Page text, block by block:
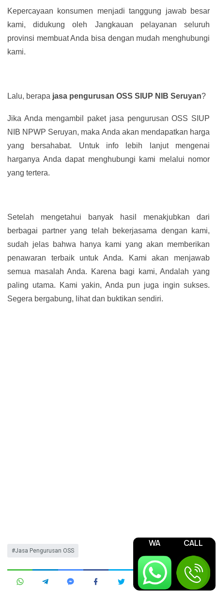
Kepercayaan konsumen menjadi tanggung jawab besar
kami, didukung oleh Jangkauan pelayanan seluruh
provinsi membuat Anda bisa dengan mudah menghubungi
kami.
Lalu, berapa jasa pengurusan OSS SIUP NIB Seruyan?
Jika Anda mengambil paket jasa pengurusan OSS SIUP
NIB NPWP Seruyan, maka Anda akan mendapatkan harga
yang bersahabat. Untuk info lebih lanjut mengenai
harganya Anda dapat menghubungi kami melalui nomor
yang tertera.
Setelah mengetahui banyak hasil menakjubkan dari
berbagai partner yang telah bekerjasama dengan kami,
sudah jelas bahwa hanya kami yang akan memberikan
penawaran terbaik untuk Anda. Kami akan menjawab
semua masalah Anda. Karena bagi kami, Andalah yang
paling utama. Kami yakin, Anda pun juga ingin sukses.
Segera bergabung, lihat dan buktikan sendiri.
Jasa Pengurusan OSS
WA CALL